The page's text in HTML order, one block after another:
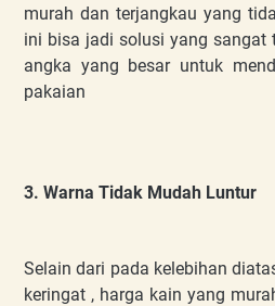
murah dan terjangkau yang
ini bisa jadi solusi yang sangat
angka yang besar untuk
pakaian
3. Warna Tidak Mudah Luntur
Selain dari pada kelebihan
keringat , harga kain yang